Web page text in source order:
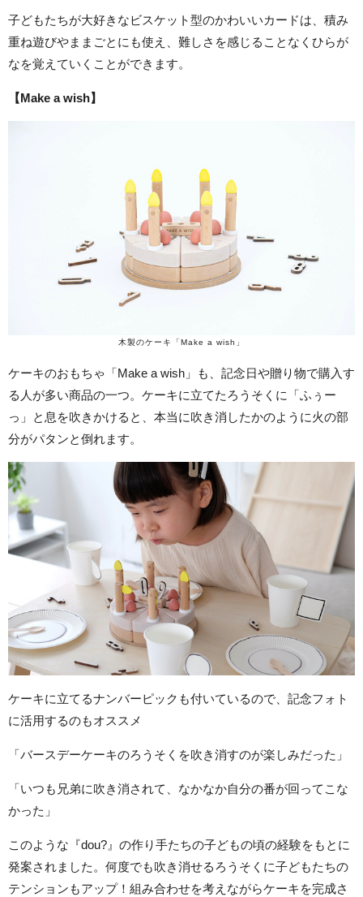
子どもたちが大好きなビスケット型のかわいいカードは、積み
重ね遊びやままごとにも使え、難しさを感じることなくひらが
なを覚えていくことができます。
【Make a wish】
木製のケーキ「Make a wish」
ケーキのおもちゃ「Make a wish」も、記念日や贈り物で購入す
る人が多い商品の一つ。ケーキに立てたろうそくに「ふぅー
っ」と息を吹きかけると、本当に吹き消したかのように火の部
分がパタンと倒れます。
ケーキに立てるナンバーピックも付いているので、記念フォト
に活用するのもオススメ
「バースデーケーキのろうそくを吹き消すのが楽しみだった」
「いつも兄弟に吹き消されて、なかなか自分の番が回ってこな
かった」
このような『dou?』の作り手たちの子どもの頃の経験をもとに
発案されました。何度でも吹き消せるろうそくに子どもたちの
テンションもアップ！組み合わせを考えながらケーキを完成さ